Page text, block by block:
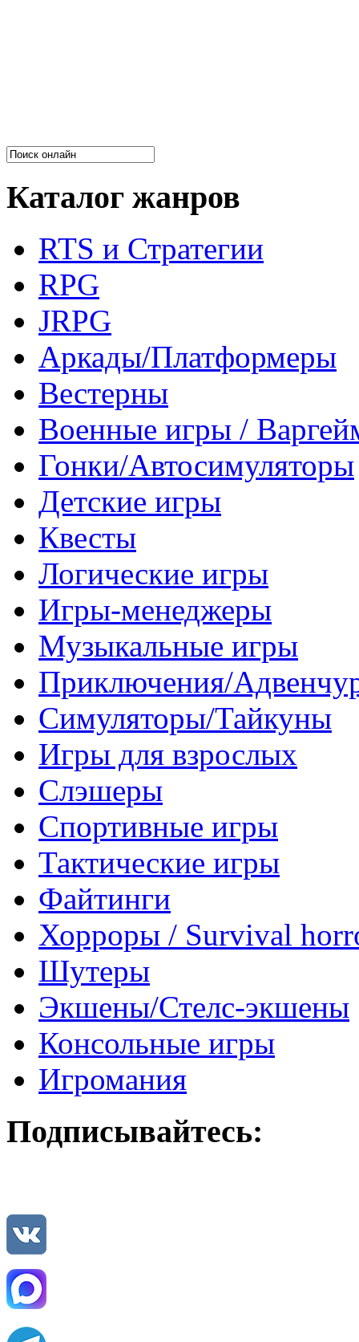
Каталог жанров
RTS и Стратегии
RPG
JRPG
Аркады/Платформеры
Вестерны
Военные игры /
Гонки/Автосимуляторы
Детские игры
Квесты
Логические игры
Игры-менеджеры
Музыкальные игры
Приключения/
Симуляторы/Тайкуны
Игры для взрослых
Слэшеры
Спортивные игры
Тактические игры
Файтинги
Хорроры / Survival
Шутеры
Экшены/Стелс-экшены
Консольные игры
Игромания
Подписывайтесь: